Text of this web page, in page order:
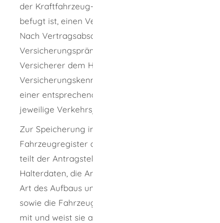
der Kraftfahrzeug-Haftpflichtversicherung
befugt ist, einen Versicherungsvertrag ab.
Nach Vertragsabschluss und Zahlung der
Versicherungsprämie überlässt der
Versicherer dem Halter das
Versicherungskennzeichen zusammen mit
einer entsprechenden Bescheinigung für das
jeweilige Verkehrsjahr.
Zur Speicherung im Zentralen
Fahrzeugregister des Kraftfahrt-Bundesamts
teilt der Antragsteller dem Versicherer seine
Halterdaten, die Angaben zu Fahrzeugklasse,
Art des Aufbaus und Marke des Fahrzeugs
sowie die Fahrzeug-Identifizierungsnummer
mit und weist sie auf Verlangen nach.